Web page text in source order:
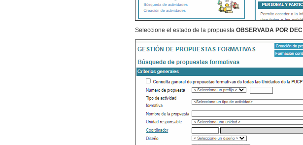
Seleccione el estado de la propuesta OBSERVADA POR DEC